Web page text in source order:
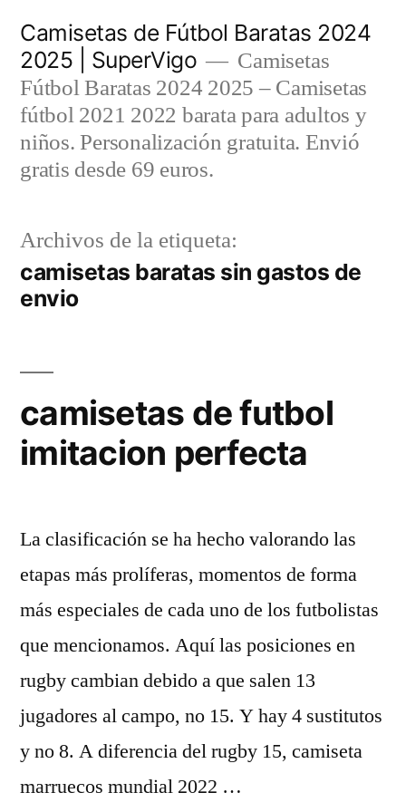
contenido
Camisetas de Fútbol Baratas 2024
2025 | SuperVigo
Camisetas
Fútbol Baratas 2024 2025 – Camisetas
fútbol 2021 2022 barata para adultos y
niños. Personalización gratuita. Envió
gratis desde 69 euros.
Archivos de la etiqueta:
camisetas baratas sin gastos de
envio
camisetas de futbol
imitacion perfecta
La clasificación se ha hecho valorando las
etapas más prolíferas, momentos de forma
más especiales de cada uno de los futbolistas
que mencionamos. Aquí las posiciones en
rugby cambian debido a que salen 13
jugadores al campo, no 15. Y hay 4 sustitutos
y no 8. A diferencia del rugby 15, camiseta
marruecos mundial 2022 …